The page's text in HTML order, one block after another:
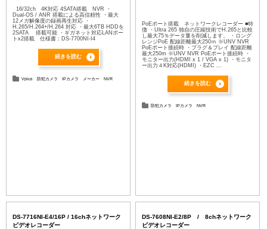
16/32ch 4K対応 4SATA搭載 NVR ・
Dual-OS / ANR 搭載による高信頼性 ・最大
12メガ解像度の録画再生対応 ・
H.265/H.264+/H.264 対応 ・最大6TB HDDを
2SATA 搭載可能 ・ギガネット対応LANポー
トx2搭載 仕様書：DS-7700NI-I4
続きを読む
Vplus 防犯カメラ IPカメラ メーカー NVR
PoEポート搭載 ネットワークレコーダー ■特
徴 ・Ultra 265 独自の圧縮技術でH.265と比較
し最大75％データ量を削減します。 ・ロング
レンジPoE 配線距離最大250ｍ ※UNV NVR
PoEポート接続時 ・プラグ＆プレイ 配線距離
最大250m ※UNV NVR PoEポート接続時 ・
モニター出力(HDMI x 1 / VGA x 1) ・モニタ
ー出力４K対応(HDMI) ・EZC ...
続きを読む
防犯カメラ IPカメラ NVR
DS-7716NI-E4/16P / 16chネットワーク
ビデオレコーダー
DS-7608NI-E2/8P / 8chネットワーク
ビデオレコーダー